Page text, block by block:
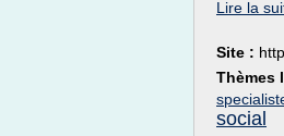
Lire la
Site :
Thèmes
social